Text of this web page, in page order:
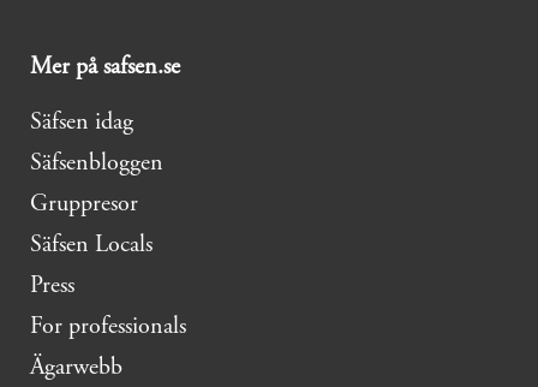
Mer på safsen.se
Säfsen idag
Säfsenbloggen
Gruppresor
Säfsen Locals
Press
For professionals
Ägarwebb